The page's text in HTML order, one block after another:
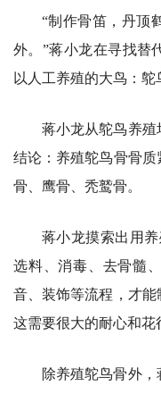
“制作骨笛，丹顶
外。”蒋小龙在寻找替
以人工养殖的大鸟：鸵
蒋小龙从鸵鸟养殖
结论：养殖鸵鸟骨骨
骨、鹰骨、秃鹫骨。
蒋小龙摸索出用
选料、消毒、去骨髓
音、装饰等流程，才能
这需要很大的耐心和花
除养殖鸵鸟骨外